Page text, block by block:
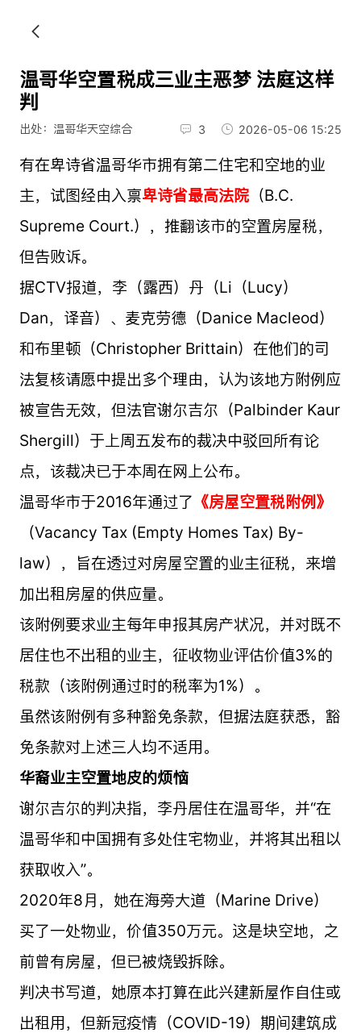
温哥华空置税成三业主恶梦 法庭这样
判
出处：温哥华天空综合 3 2026-05-06 15:25
有在卑诗省温哥华市拥有第二住宅和空地的业
主，试图经由入禀卑诗省最高法院（B.C.
Supreme Court.），推翻该市的空置房屋税，
但告败诉。
据CTV报道，李（露西）丹（Li（Lucy）
Dan，译音）、麦克劳德（Danice Macleod）
和布里顿（Christopher Brittain）在他们的司
法复核请愿中提出多个理由，认为该地方附例应
被宣告无效，但法官谢尔吉尔（Palbinder Kaur
Shergill）于上周五发布的裁决中驳回所有论
点，该裁决已于本周在网上公布。
温哥华市于2016年通过了 《房屋空置税附例》
（Vacancy Tax (Empty Homes Tax) By-
law），旨在透过对房屋空置的业主征税，来增
加出租房屋的供应量。
该附例要求业主每年申报其房产状况，并对既不
居住也不出租的业主，征收物业评估价值3%的
税款（该附例通过时的税率为1%）。
虽然该附例有多种豁免条款，但据法庭获悉，豁
免条款对上述三人均不适用。
华裔业主空置地皮的烦恼
谢尔吉尔的判决指，李丹居住在温哥华，并“在
温哥华和中国拥有多处住宅物业，并将其出租以
获取收入”。
2020年8月，她在海旁大道（Marine Drive）
买了一处物业，价值350万元。这是块空地，之
前曾有房屋，但已被烧毁拆除。
判决书写道，她原本打算在此兴建新屋作自住或
出租用，但新冠疫情（COVID-19）期间建筑成